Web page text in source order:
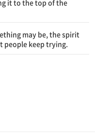
it to the top of the
may be, the spirit
people keep trying.